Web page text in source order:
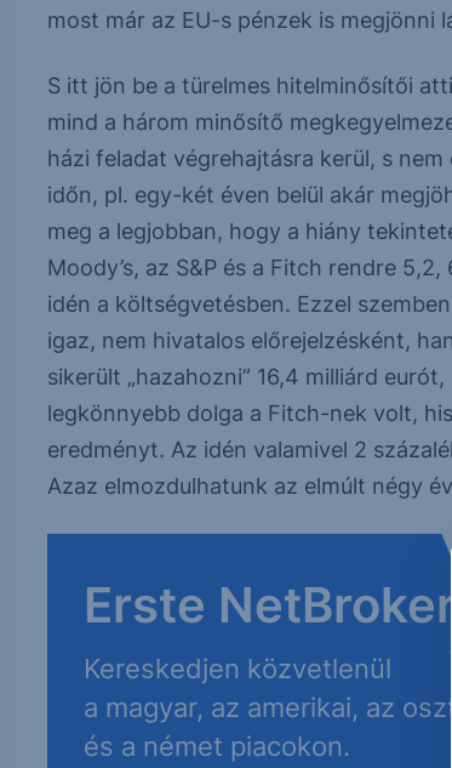
most már az EU-s pénzek is megjönni
S itt jön be a türelmes hitelminősítői
mind a három minősítő
házi feladat végrehajtásra kerül, s
időn, pl. egy-két éven belül akár
meg a legjobban, hogy a hiány
Moody’s, az S&P és a Fitch rendre
idén a költségvetésben. Ezzel
igaz, nem hivatalos előrejelzésként,
sikerült „hazahozni” 16,4 milliárd
legkönnyebb dolga a Fitch-nek volt,
eredményt. Az idén valamivel 2
Azaz elmozdulhatunk az elmúlt négy
Erste NetBroker
Kereskedjen közvetlenül
a magyar, az amerikai, az
és a német piacokon.